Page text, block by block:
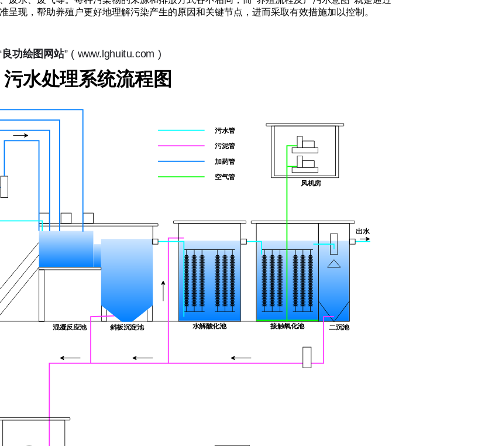
呈现，帮助养殖户更好地理解污染产生的原因和关键节点，进而采取有效措施加以控制。